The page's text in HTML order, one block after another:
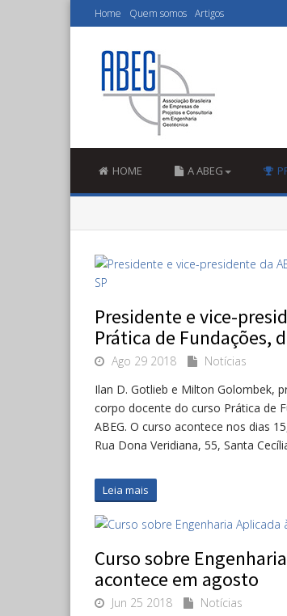
Home Quem somos Artigos
HOME A ABEG
Presidente e vice-
Prática de Fundações,
Ago 29 2018
Notícias
Ilan D. Gotlieb e Milton Golombek,
corpo docente do curso Prática de
ABEG. O curso acontece nos dias
Rua Dona Veridiana, 55, Santa
Leia mais
Curso sobre
acontece em agosto
Jun 25 2018
Notícias